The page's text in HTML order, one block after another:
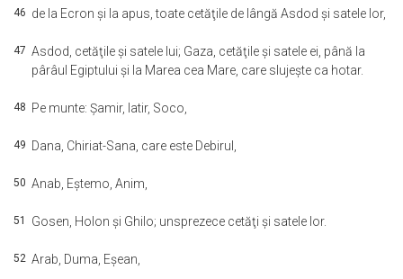
46 de la Ecron şi la apus, toate cetăţile de lângă Asdod şi satele lor,
47 Asdod, cetăţile şi satele lui; Gaza, cetăţile şi satele ei, până la
pârâul Egiptului şi la Marea cea Mare, care slujeşte ca hotar.
48 Pe munte: Şamir, Iatir, Soco,
49 Dana, Chiriat-Sana, care este Debirul,
50 Anab, Eştemo, Anim,
51 Gosen, Holon şi Ghilo; unsprezece cetăţi şi satele lor.
52 Arab, Duma, Eşean,